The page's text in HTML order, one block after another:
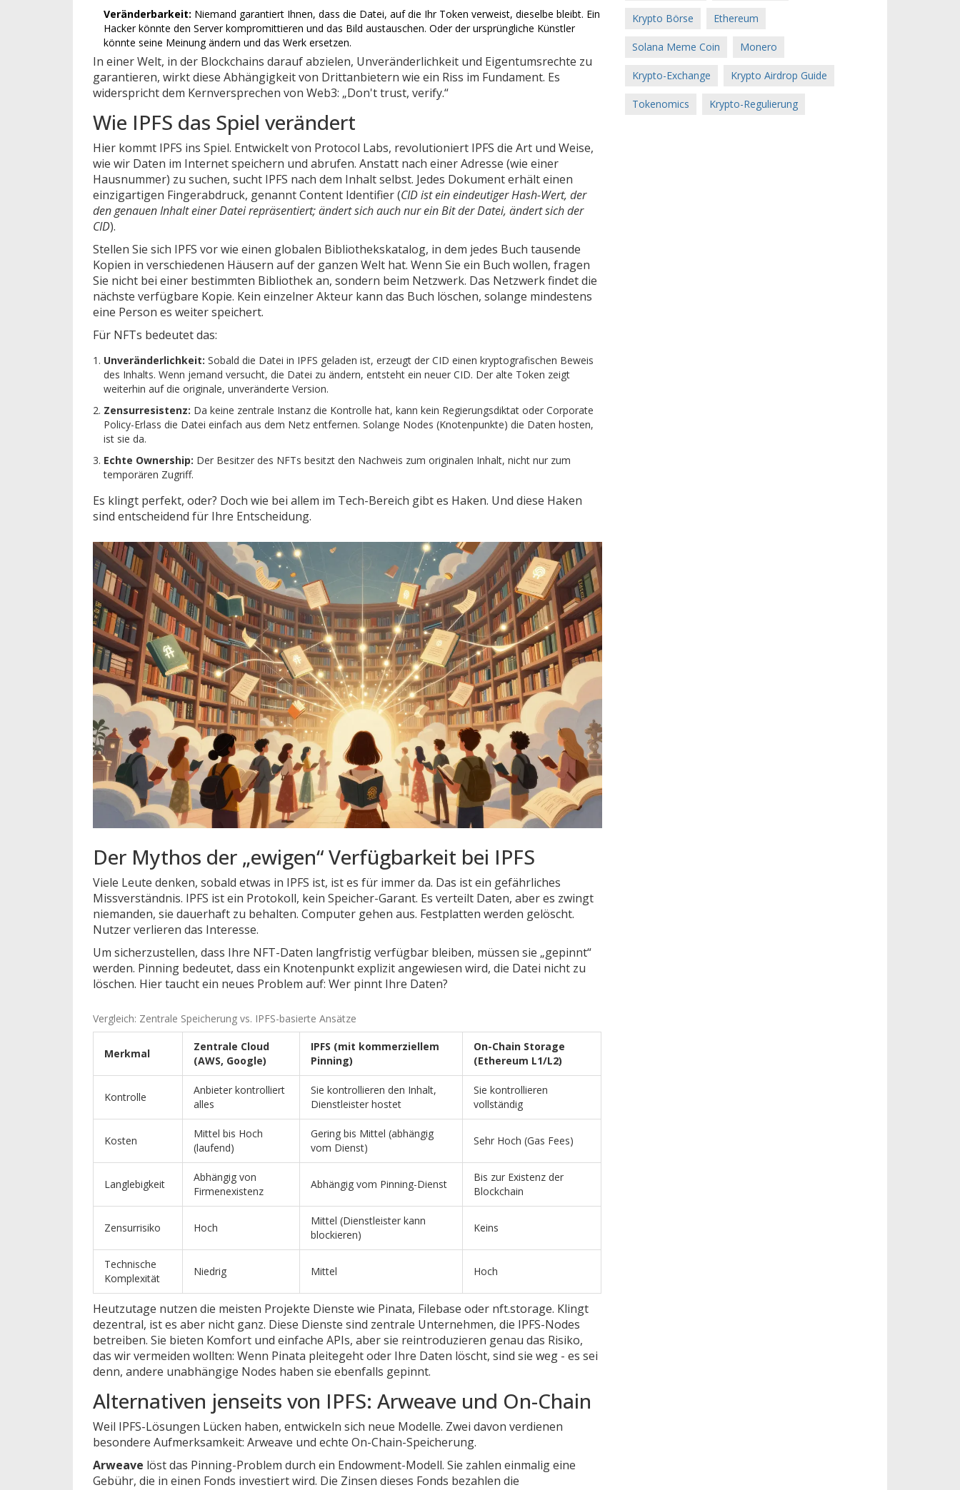
Veränderbarkeit: Niemand garantiert Ihnen, dass die Datei, auf die Ihr Token verweist, dieselbe bleibt. Ein
Hacker könnte den Server kompromittieren und das Bild austauschen. Oder der ursprüngliche Künstler
könnte seine Meinung ändern und das Werk ersetzen.
In einer Welt, in der Blockchains darauf abzielen, Unveränderlichkeit und Eigentumsrechte zu
garantieren, wirkt diese Abhängigkeit von Drittanbietern wie ein Riss im Fundament. Es
widerspricht dem Kernversprechen von Web3: „Don't trust, verify.“
Wie IPFS das Spiel verändert
Hier kommt IPFS ins Spiel. Entwickelt von Protocol Labs, revolutioniert IPFS die Art und Weise,
wie wir Daten im Internet speichern und abrufen. Anstatt nach einer Adresse (wie einer
Hausnummer) zu suchen, sucht IPFS nach dem Inhalt selbst. Jedes Dokument erhält einen
einzigartigen Fingerabdruck, genanntContent Identifier(CID ist ein eindeutiger Hash-Wert, der
den genauen Inhalt einer Datei repräsentiert; ändert sich auch nur ein Bit der Datei, ändert sich der
CID).
Stellen Sie sich IPFS vor wie einen globalen Bibliothekskatalog, in dem jedes Buch tausende
Kopien in verschiedenen Häusern auf der ganzen Welt hat. Wenn Sie ein Buch wollen, fragen
Sie nicht bei einer bestimmten Bibliothek an, sondern beim Netzwerk. Das Netzwerk findet die
nächste verfügbare Kopie. Kein einzelner Akteur kann das Buch löschen, solange mindestens
eine Person es weiter speichert.
Für NFTs bedeutet das:
Unveränderlichkeit: Sobald die Datei in IPFS geladen ist, erzeugt der CID einen kryptografischen Beweis
des Inhalts. Wenn jemand versucht, die Datei zu ändern, entsteht ein neuer CID. Der alte Token zeigt
weiterhin auf die originale, unveränderte Version.
Zensurresistenz: Da keine zentrale Instanz die Kontrolle hat, kann kein Regierungsdiktat oder Corporate
Policy-Erlass die Datei einfach aus dem Netz entfernen. Solange Nodes (Knotenpunkte) die Daten hosten,
ist sie da.
Echte Ownership: Der Besitzer des NFTs besitzt den Nachweis zum originalen Inhalt, nicht nur zum
temporären Zugriff.
Es klingt perfekt, oder? Doch wie bei allem im Tech-Bereich gibt es Haken. Und diese Haken
sind entscheidend für Ihre Entscheidung.
Der Mythos der „ewigen“ Verfügbarkeit bei IPFS
Viele Leute denken, sobald etwas in IPFS ist, ist es für immer da. Das ist ein gefährliches
Missverständnis. IPFS ist ein Protokoll, kein Speicher-Garant. Es verteilt Daten, aber es zwingt
niemanden, sie dauerhaft zu behalten. Computer gehen aus. Festplatten werden gelöscht.
Nutzer verlieren das Interesse.
Um sicherzustellen, dass Ihre NFT-Daten langfristig verfügbar bleiben, müssen sie „gepinnt“
werden. Pinning bedeutet, dass ein Knotenpunkt explizit angewiesen wird, die Datei nicht zu
löschen. Hier taucht ein neues Problem auf: Wer pinnt Ihre Daten?
Vergleich: Zentrale Speicherung vs. IPFS-basierte Ansätze
Merkmal
Zentrale Cloud
(AWS, Google)
IPFS (mit kommerziellem
Pinning)
On-Chain Storage
(Ethereum L1/L2)
Kontrolle
Anbieter kontrolliert
alles
Sie kontrollieren den Inhalt,
Dienstleister hostet
Sie kontrollieren
vollständig
Kosten
Mittel bis Hoch
(laufend)
Gering bis Mittel (abhängig
vom Dienst)
Sehr Hoch (Gas Fees)
Langlebigkeit
Abhängig von
Firmenexistenz
Abhängig vom Pinning-Dienst
Bis zur Existenz der
Blockchain
Zensurrisiko Hoch
Mittel (Dienstleister kann
blockieren)
Keins
Technische
Komplexität
Niedrig Mittel Hoch
Heutzutage nutzen die meisten Projekte Dienste wie Pinata, Filebase oder nft.storage. Klingt
dezentral, ist es aber nicht ganz. Diese Dienste sind zentrale Unternehmen, die IPFS-Nodes
betreiben. Sie bieten Komfort und einfache APIs, aber sie reintroduzieren genau das Risiko,
das wir vermeiden wollten: Wenn Pinata pleitegeht oder Ihre Daten löscht, sind sie weg - es sei
denn, andere unabhängige Nodes haben sie ebenfalls gepinnt.
Alternativen jenseits von IPFS: Arweave und On-Chain
Weil IPFS-Lösungen Lücken haben, entwickeln sich neue Modelle. Zwei davon verdienen
besondere Aufmerksamkeit: Arweave und echte On-Chain-Speicherung.
Arweave löst das Pinning-Problem durch ein Endowment-Modell. Sie zahlen einmalig eine
Gebühr, die in einen Fonds investiert wird. Die Zinsen dieses Fonds bezahlen die
Krypto Börse Ethereum
Solana Meme Coin Monero
Krypto-Exchange Krypto Airdrop Guide
Tokenomics Krypto-Regulierung